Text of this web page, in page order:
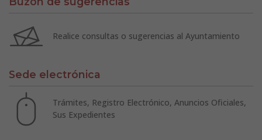
Realice consultas o sugerencias al Ayuntamiento
Sede electrónica
Trámites, Registro Electrónico, Anuncios Oficiales,
Sus Expedientes